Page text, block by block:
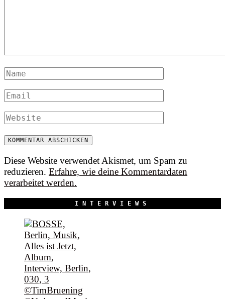
Diese Website verwendet Akismet, um Spam zu
reduzieren. Erfahre, wie deine Kommentardaten
verarbeitet werden.
INTERVIEWS